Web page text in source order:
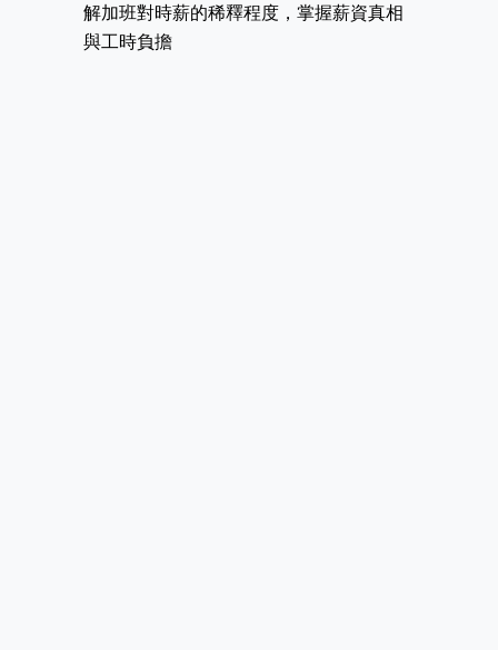
解加班對時薪的稀釋程度，掌握薪資真相
與工時負擔